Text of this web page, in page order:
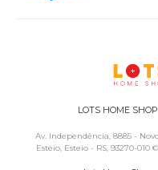
LOTS HOME
Av. Independência, 8885 -
Esteio, Esteio - RS, 93270-010 ©